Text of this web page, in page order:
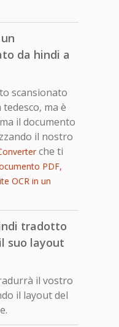
da hindi a
scansionato
ma è
il documento
il nostro
che ti
PDF,
OCR in un
tradotto
suo layout
il vostro
il layout del